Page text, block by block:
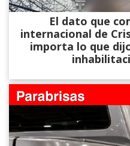
El dato que
internacional de
importa lo que